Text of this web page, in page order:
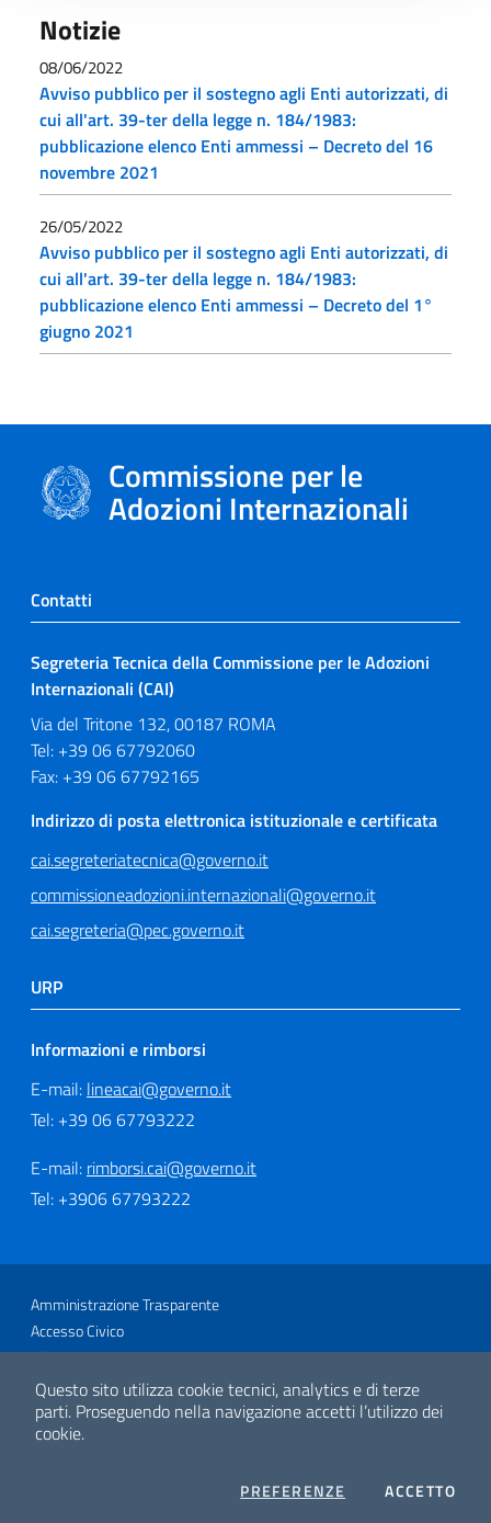
Questo sito utilizza cookie tecnici, analytics e di terze
parti. Proseguendo nella navigazione accetti l’utilizzo dei
cookie.
PREFERENZE COOKIESACCETTOI
Notizie
08/06/2022
Avviso pubblico per il sostegno agli Enti autorizzati, di
cui all'art. 39-ter della legge n. 184/1983:
pubblicazione elenco Enti ammessi – Decreto del 16
novembre 2021
26/05/2022
Avviso pubblico per il sostegno agli Enti autorizzati, di
cui all'art. 39-ter della legge n. 184/1983:
pubblicazione elenco Enti ammessi – Decreto del 1°
giugno 2021
Commissione per le
Adozioni Internazionali
Contatti
Segreteria Tecnica della Commissione per le Adozioni
Internazionali (CAI)
Via del Tritone 132, 00187 ROMA
Tel: +39 06 67792060
Fax: +39 06 67792165
Indirizzo di posta elettronica istituzionale e certificata
cai.segreteriatecnica@governo.it
commissioneadozioni.internazionali@governo.it
cai.segreteria@pec.governo.it
URP
Informazioni e rimborsi
E-mail: lineacai@governo.it
Tel: +39 06 67793222
E-mail: rimborsi.cai@governo.it
Tel: +3906 67793222
Sezione Link Utili
Amministrazione Trasparente
Accesso Civico
Glossario
Link utili
Mappa del sito
Privacy e Cookie Policy